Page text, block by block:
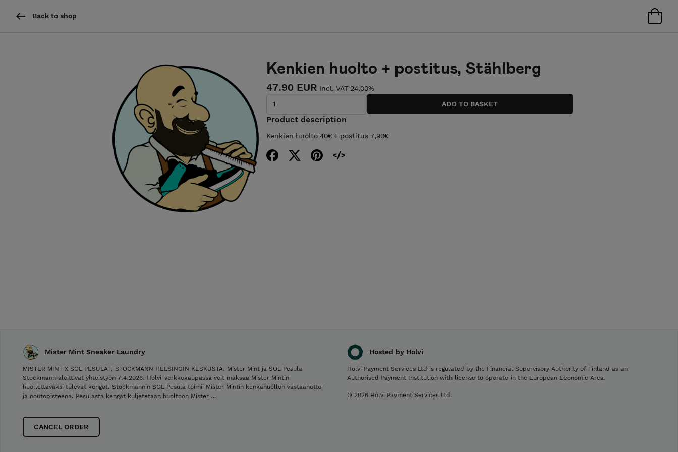
Back to shop
Kenkien huolto + postitus, Stählberg
47.90 EUR Incl. VAT 24.00%
Product description
Kenkien huolto 40€ + postitus 7,90€
Hosted by Holvi
Holvi Payment Services Ltd is regulated by the Financial Supervisory Authority of Finland as an
Authorised Payment Institution with license to operate in the European Economic Area.
© 2026 Holvi Payment Services Ltd.
Mister Mint Sneaker Laundry
MISTER MINT X SOL PESULAT, STOCKMANN HELSINGIN KESKUSTA. Mister Mint ja SOL Pesula
Stockmann aloittivat yhteistyön 7.4.2026. Holvi-verkkokaupassa voit maksaa Mister Mintin
huollettavaksi tulevat kengät. Stockmannin SOL Pesula toimii Mister Mintin kenkähuollon vastaanotto-
ja noutopisteenä. Pesulasta kengät kuljetetaan huoltoon Mister …
CANCEL ORDER